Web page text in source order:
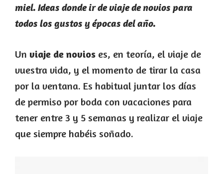
miel. Ideas donde ir de viaje de novios para
todos los gustos y épocas del año.
Un viaje de novios es, en teoría, el viaje de
vuestra vida, y el momento de tirar la casa
por la ventana. Es habitual juntar los días
de permiso por boda con vacaciones para
tener entre 3 y 5 semanas y realizar el viaje
que siempre habéis soñado.